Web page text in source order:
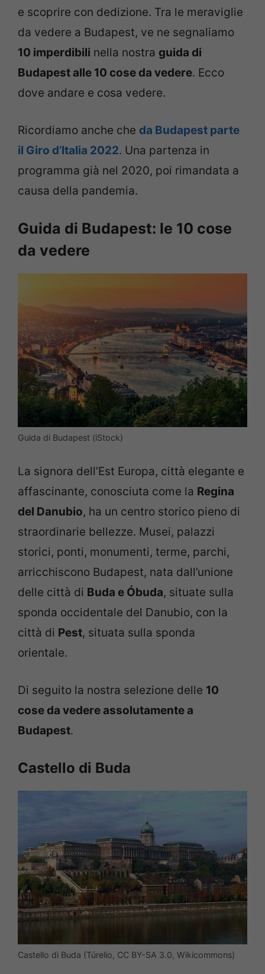
e scoprire con dedizione. Tra le meraviglie
da vedere a Budapest, ve ne segnaliamo
10 imperdibili nella nostra guida di
Budapest alle 10 cose da vedere. Ecco
dove andare e cosa vedere.
Ricordiamo anche che da Budapest parte
il Giro d’Italia 2022. Una partenza in
programma già nel 2020, poi rimandata a
causa della pandemia.
Guida di Budapest: le 10 cose
da vedere
Guida di Budapest (iStock)
La signora dell’Est Europa, città elegante e
affascinante, conosciuta come la Regina
del Danubio, ha un centro storico pieno di
straordinarie bellezze. Musei, palazzi
storici, ponti, monumenti, terme, parchi,
arricchiscono Budapest, nata dall’unione
delle città di Buda e Óbuda, situate sulla
sponda occidentale del Danubio, con la
città di Pest, situata sulla sponda
orientale.
Di seguito la nostra selezione delle 10
cose da vedere assolutamente a
Budapest.
Castello di Buda
Castello di Buda (Túrelio, CC BY-SA 3.0, Wikicommons)